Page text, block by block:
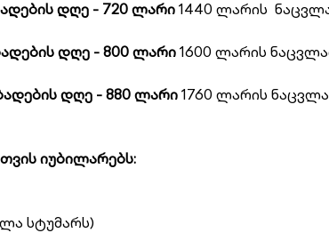
დღე - 720 ლარი1440 ლარის
დღე - 800 ლარი1600 ლარის
დღე - 880 ლარი1760 ლარის
იუბილარებს:
სტუმარს)